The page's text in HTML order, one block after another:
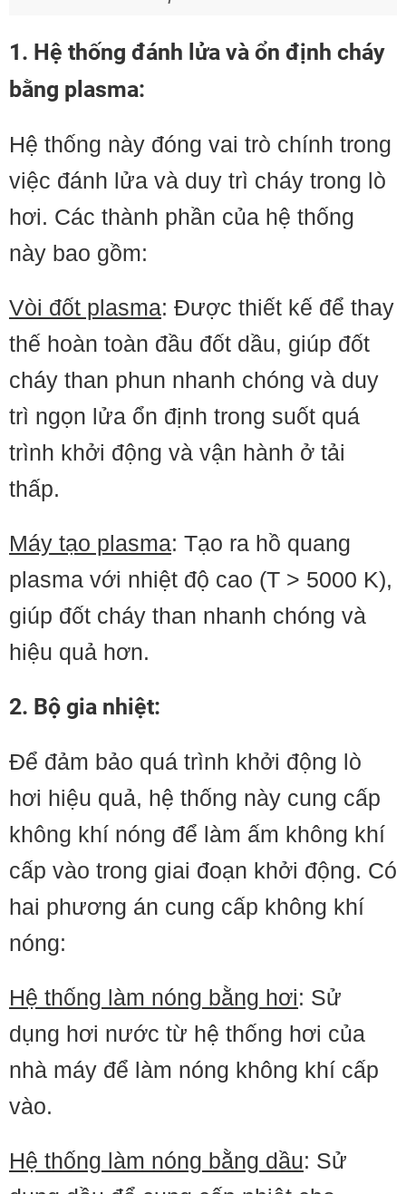
1. Hệ thống đánh lửa và ổn định cháy
bằng plasma:
Hệ thống này đóng vai trò chính trong
việc đánh lửa và duy trì cháy trong lò
hơi. Các thành phần của hệ thống
này bao gồm:
Vòi đốt plasma: Được thiết kế để thay
thế hoàn toàn đầu đốt dầu, giúp đốt
cháy than phun nhanh chóng và duy
trì ngọn lửa ổn định trong suốt quá
trình khởi động và vận hành ở tải
thấp.
Máy tạo plasma: Tạo ra hồ quang
plasma với nhiệt độ cao (T > 5000 K),
giúp đốt cháy than nhanh chóng và
hiệu quả hơn.
2. Bộ gia nhiệt:
Để đảm bảo quá trình khởi động lò
hơi hiệu quả, hệ thống này cung cấp
không khí nóng để làm ấm không khí
cấp vào trong giai đoạn khởi động. Có
hai phương án cung cấp không khí
nóng:
Hệ thống làm nóng bằng hơi: Sử
dụng hơi nước từ hệ thống hơi của
nhà máy để làm nóng không khí cấp
vào.
Hệ thống làm nóng bằng dầu: Sử